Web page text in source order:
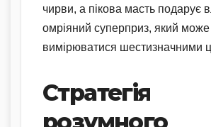
чирви, а пікова масть подарує
омріяний суперприз, який може
вимірюватися шестизначними
Стратегія